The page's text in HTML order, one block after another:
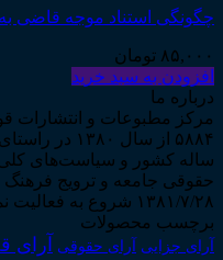
چگونگی استناد موجه قاضی
۸۵,۰۰۰ تومان
افزودن به سبد خرید
درباره ما
مرکز مطبوعات و انتشارات
۵۸۸۴ از سال
ساله کشور و سیاست‌های کلی
۱۳۸۱/۷/۲۸ شروع به فعالیت نمود...
برچسب محصولات
آرای جزایی آرای حقوقی آرای